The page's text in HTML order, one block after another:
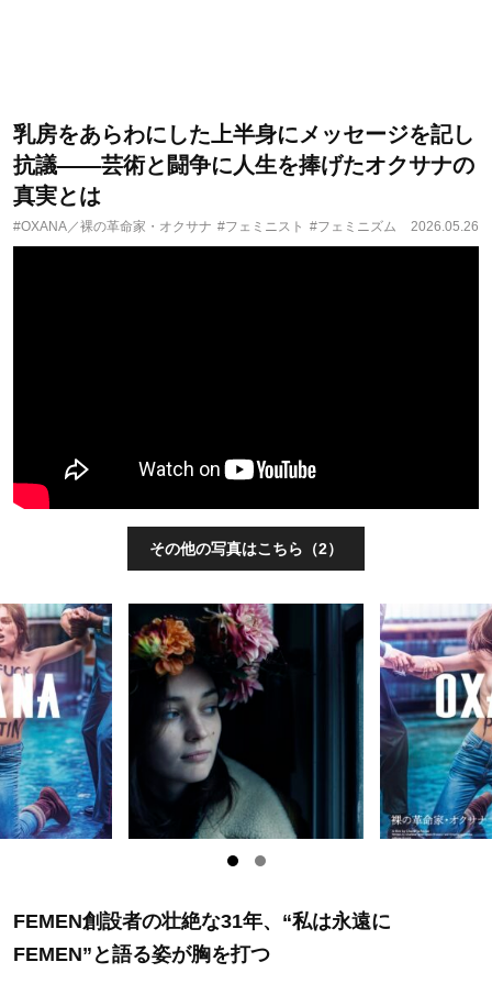
乳房をあらわにした上半身にメッセージを記し
抗議――芸術と闘争に人生を捧げたオクサナの
真実とは
#OXANA／裸の革命家・オクサナ #フェミニスト #フェミニズム 2026.05.26
その他の写真はこちら（2）
FEMEN創設者の壮絶な31年、“私は永遠に
FEMEN”と語る姿が胸を打つ